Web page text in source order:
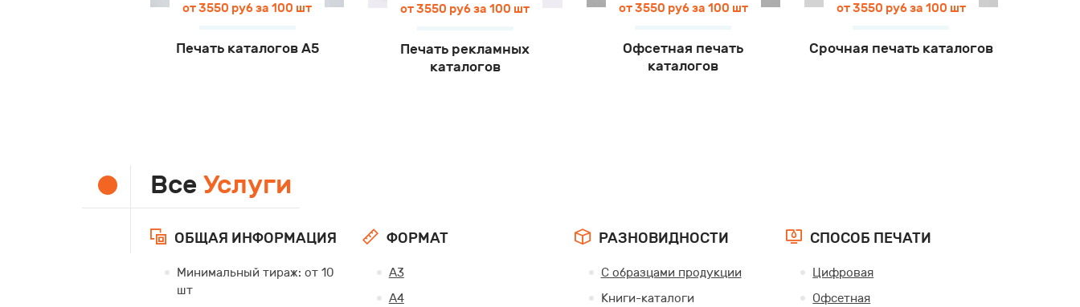
от 3550 руб за 100 шт
Печать каталогов А5
от 3550 руб за 100 шт
Печать рекламных
каталогов
от 3550 руб за 100 шт
Офсетная печать
каталогов
от 3550 руб за 100 шт
Срочная печать каталогов
Все Услуги
ОБЩАЯ ИНФОРМАЦИЯ
Минимальный тираж: от 10
шт
ФОРМАТ
А3
А4
РАЗНОВИДНОСТИ
С образцами продукции
Книги-каталоги
СПОСОБ ПЕЧАТИ
Цифровая
Офсетная